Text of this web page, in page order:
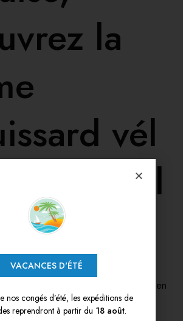
la
vél
produits haut de gamme imaginés en
idéale.
VACANCES D'ÉTÉ
nos congés d’été, les expéditions de
reprendront à partir du 18 août.